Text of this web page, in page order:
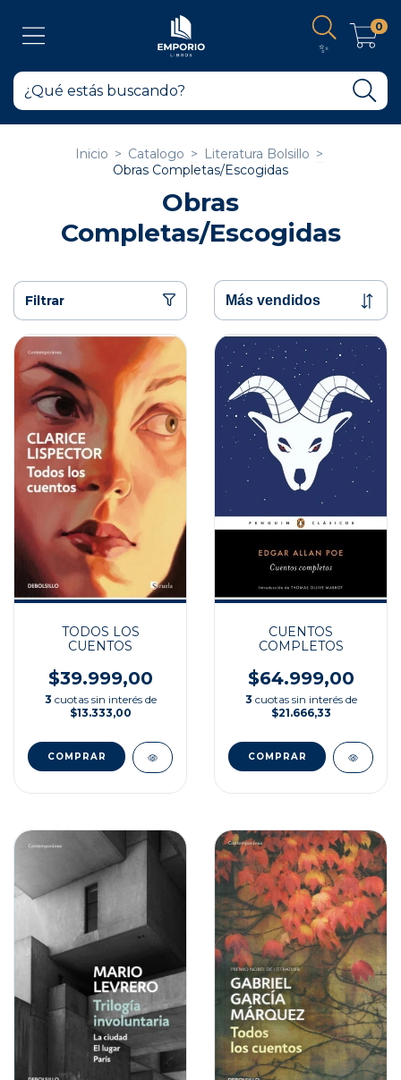
✨
0
Inicio > Catalogo > Literatura Bolsillo >
Obras Completas/Escogidas
Obras
Completas/Escogidas
Filtrar
TODOS LOS
CUENTOS
$39.999,00
3 cuotas sin interés de
$13.333,00
CUENTOS
COMPLETOS
$64.999,00
3 cuotas sin interés de
$21.666,33